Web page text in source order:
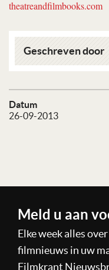
Datum
26-09-2013
theatreandfilmbooks.com
Geschreven door
Meld u aan
Elke week alles
filmnieuws in uw
Filmkrant